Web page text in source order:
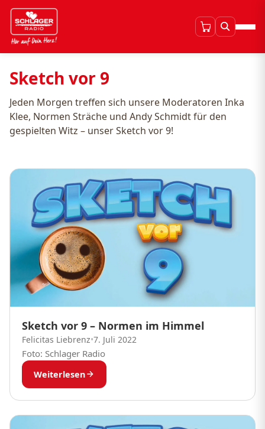
Sketch vor 9
Jeden Morgen treffen sich unsere Moderatoren Inka
Klee, Normen Sträche und Andy Schmidt für den
gespielten Witz – unser Sketch vor 9!
Sketch vor 9 – Normen im Himmel
Felicitas Liebrenz•7. Juli 2022
Foto: Schlager Radio
Weiterlesen